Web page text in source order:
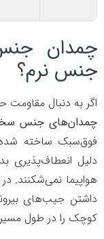
جنس
نرم؟
به دنبال مقاومت
جنس سخت
ساخته شده‌اند،
انعطاف‌پذیری
نمی‌شکنند. در
جیب‌های بیرونی
را در طول مسیر